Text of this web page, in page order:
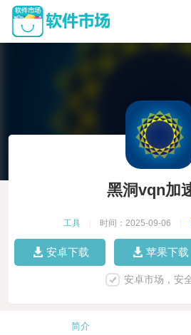
黑洞vqn加
工具 时间：2025-09-06
安卓下载 苹果下载
安卓市场，安
简介